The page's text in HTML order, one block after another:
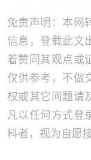
免责声明：本网
信息，登载此文
着赞同其观点或
仅供参考，不做
权或其它问题请
凡以任何方式登
料者，视为自愿